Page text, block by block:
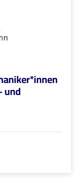
und